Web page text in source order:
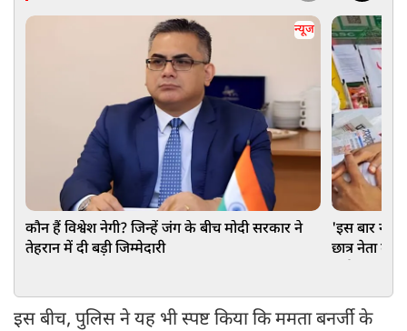
न्यूज
कौन हैं विश्वेश नेगी? जिन्हें जंग के बीच मोदी सरकार ने
तेहरान में दी बड़ी जिम्मेदारी
'इस बार
छात्र नेता
इस बीच, पुलिस ने यह भी स्पष्ट किया कि ममता बनर्जी के